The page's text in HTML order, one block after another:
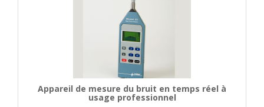
Appareil de mesure du bruit en temps réel à
usage professionnel